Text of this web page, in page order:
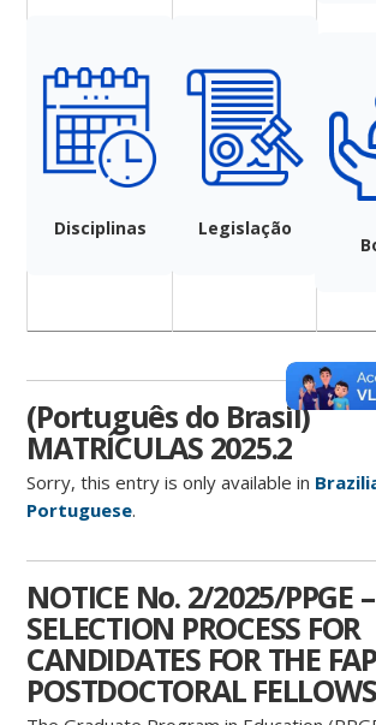
Disciplinas Legislação
(Português do Brasil)
MATRÍCULAS 2025.2
Sorry, this entry is only available in
Portuguese.
NOTICE No. 2/2025/PPGE –
SELECTION PROCESS FOR
CANDIDATES FOR THE
POSTDOCTORAL